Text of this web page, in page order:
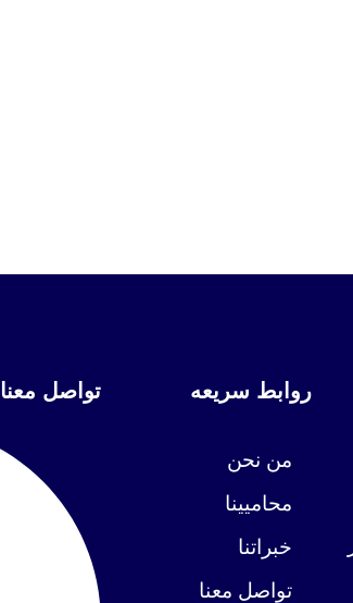
روابط سريعه
من نحن
محاميينا
خبراتنا
تواصل معنا
تواصل معنا